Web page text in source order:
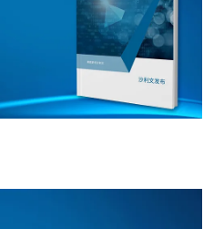
半导体与芯片